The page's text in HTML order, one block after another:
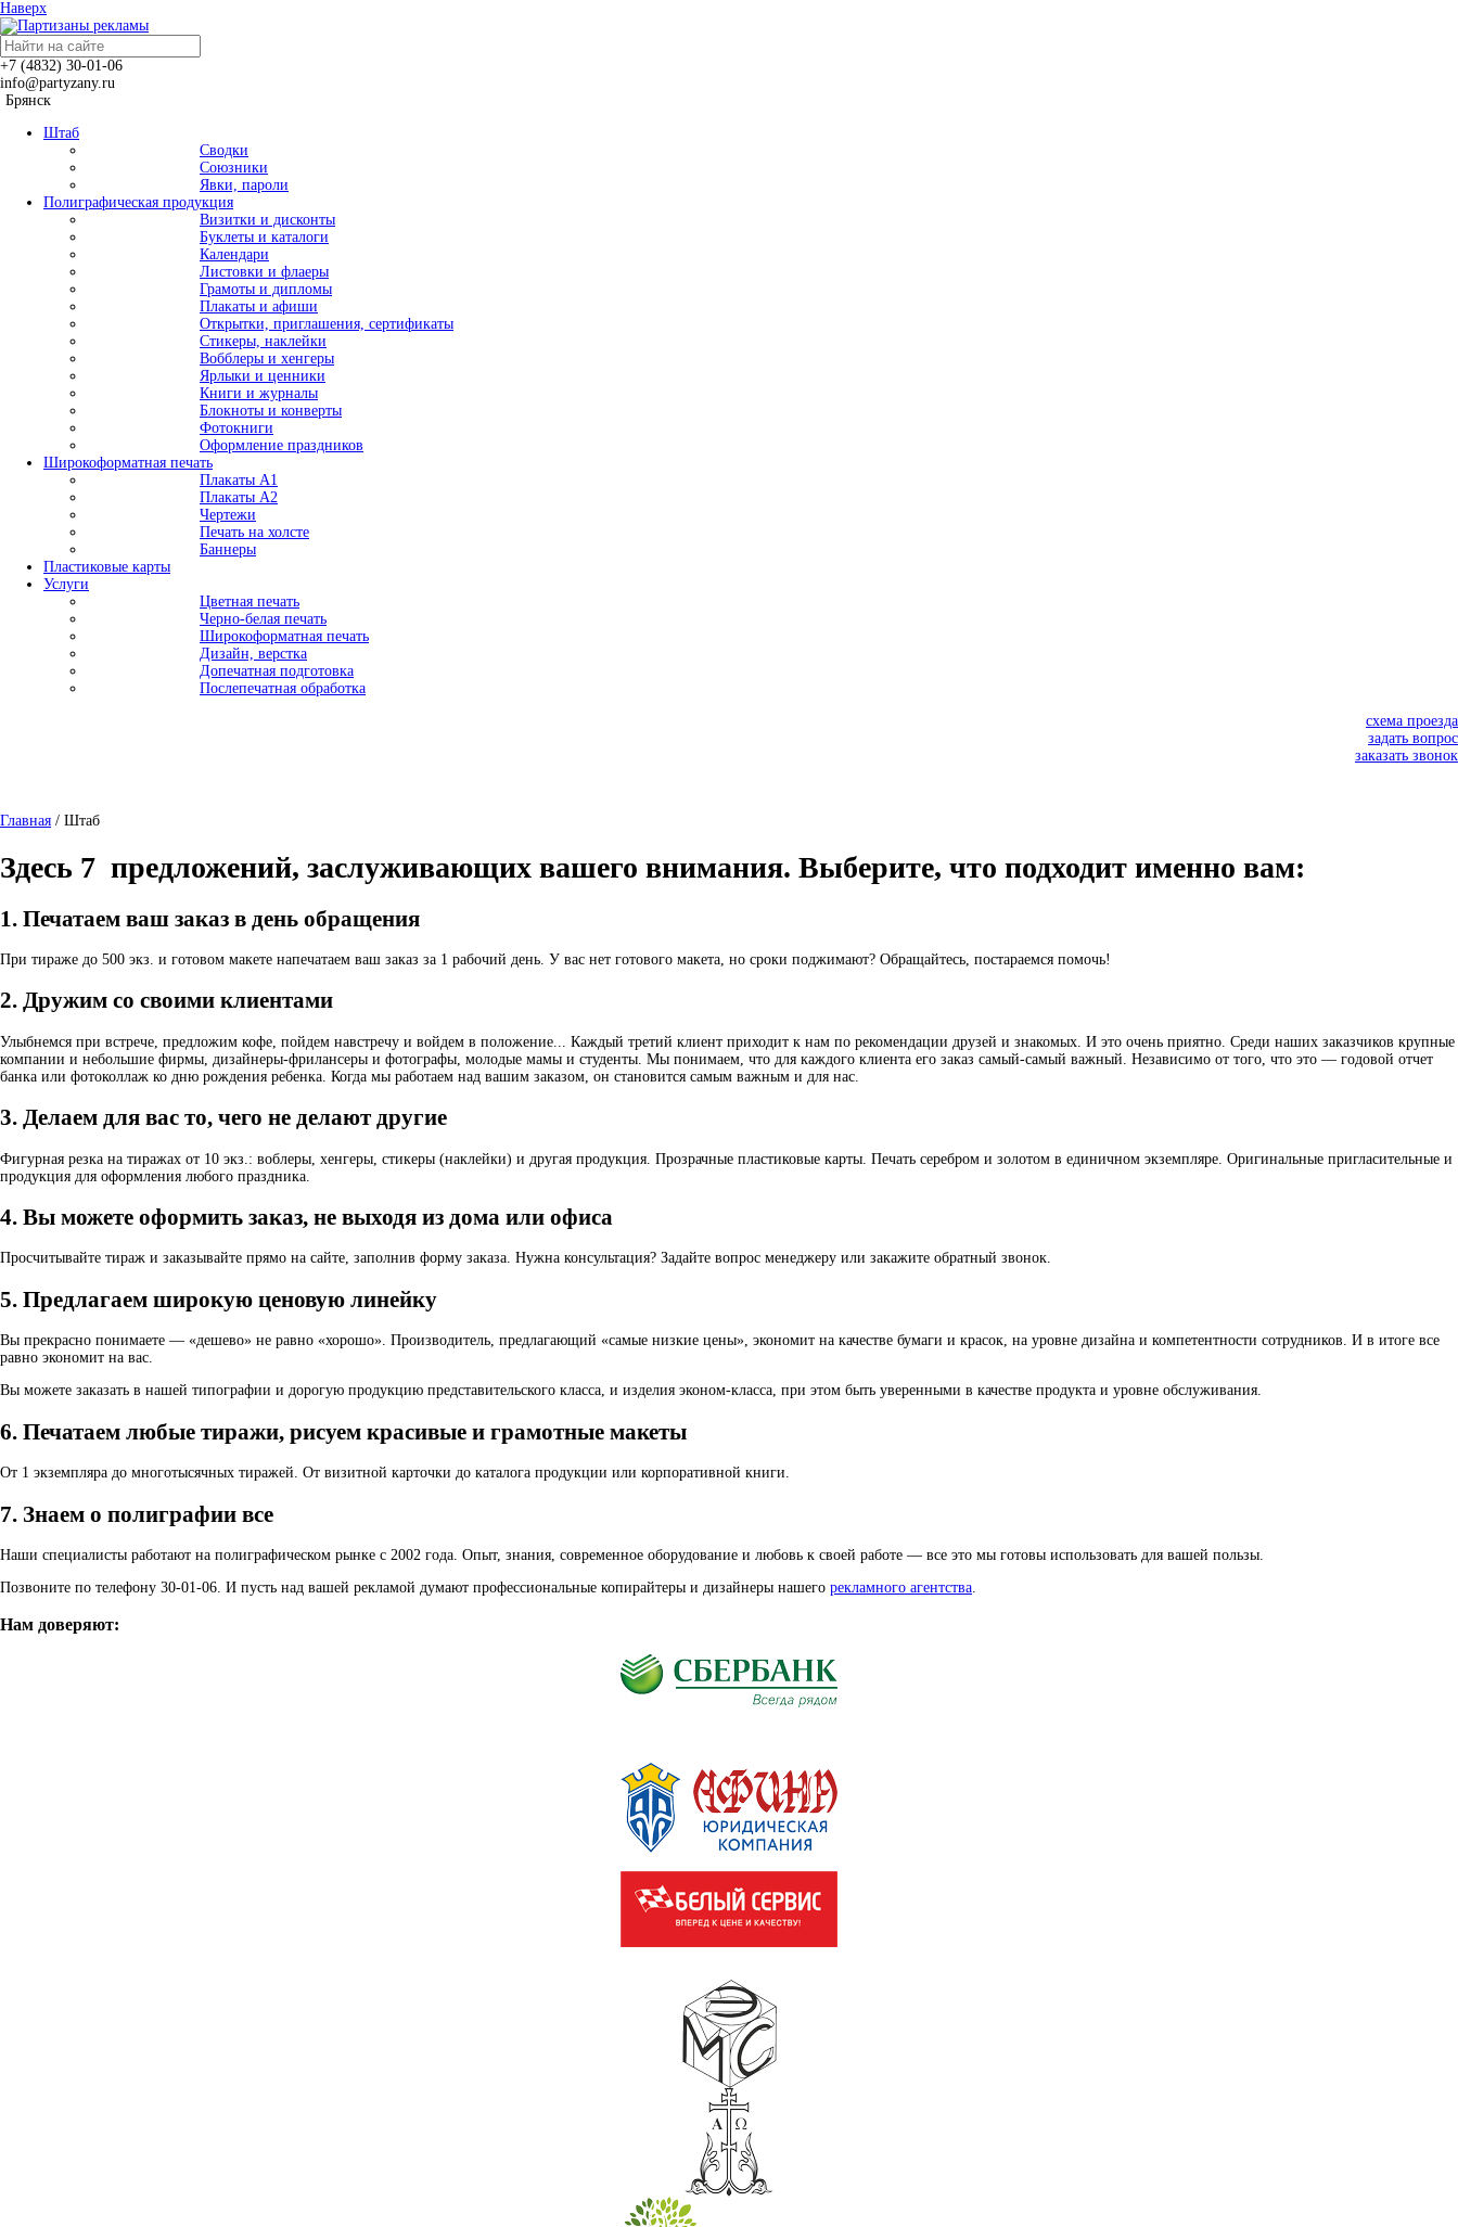
Наверх
+7 (4832) 30-01-06
info@partyzany.ru
Брянск
Штаб
Сводки
Союзники
Явки, пароли
Полиграфическая продукция
Визитки и дисконты
Буклеты и каталоги
Календари
Листовки и флаеры
Грамоты и дипломы
Плакаты и афиши
Открытки, приглашения, сертификаты
Стикеры, наклейки
Вобблеры и хенгеры
Ярлыки и ценники
Книги и журналы
Блокноты и конверты
Фотокниги
Оформление праздников
Широкоформатная печать
Плакаты А1
Плакаты А2
Чертежи
Печать на холсте
Баннеры
Пластиковые карты
Услуги
Цветная печать
Черно-белая печать
Широкоформатная печать
Дизайн, верстка
Допечатная подготовка
Послепечатная обработка
схема проезда
задать вопрос
заказать звонок
Главная / Штаб
Здесь 7 предложений, заслуживающих вашего внимания. Выберите, что подходит именно вам:
1. Печатаем ваш заказ в день обращения
При тираже до 500 экз. и готовом макете напечатаем ваш заказ за 1 рабочий день. У вас нет готового макета, но сроки поджимают? Обращайтесь, постараемся помочь!
2. Дружим со своими клиентами
Улыбнемся при встрече, предложим кофе, пойдем навстречу и войдем в положение... Каждый третий клиент приходит к нам по рекомендации друзей и знакомых. И это очень приятно. Среди наших заказчиков крупные
компании и небольшие фирмы, дизайнеры-фрилансеры и фотографы, молодые мамы и студенты. Мы понимаем, что для каждого клиента его заказ самый-самый важный. Независимо от того, что это — годовой отчет
банка или фотоколлаж ко дню рождения ребенка. Когда мы работаем над вашим заказом, он становится самым важным и для нас.
3. Делаем для вас то, чего не делают другие
Фигурная резка на тиражах от 10 экз.: воблеры, хенгеры, стикеры (наклейки) и другая продукция. Прозрачные пластиковые карты. Печать серебром и золотом в единичном экземпляре. Оригинальные пригласительные и
продукция для оформления любого праздника.
4. Вы можете оформить заказ, не выходя из дома или офиса
Просчитывайте тираж и заказывайте прямо на сайте, заполнив форму заказа. Нужна консультация? Задайте вопрос менеджеру или закажите обратный звонок.
5. Предлагаем широкую ценовую линейку
Вы прекрасно понимаете — «дешево» не равно «хорошо». Производитель, предлагающий «самые низкие цены», экономит на качестве бумаги и красок, на уровне дизайна и компетентности сотрудников. И в итоге все
равно экономит на вас.
Вы можете заказать в нашей типографии и дорогую продукцию представительского класса, и изделия эконом-класса, при этом быть уверенными в качестве продукта и уровне обслуживания.
6. Печатаем любые тиражи, рисуем красивые и грамотные макеты
От 1 экземпляра до многотысячных тиражей. От визитной карточки до каталога продукции или корпоративной книги.
7. Знаем о полиграфии все
Наши специалисты работают на полиграфическом рынке с 2002 года. Опыт, знания, современное оборудование и любовь к своей работе — все это мы готовы использовать для вашей пользы.
Позвоните по телефону 30-01-06. И пусть над вашей рекламой думают профессиональные копирайтеры и дизайнеры нашего рекламного агентства
Нам доверяют: